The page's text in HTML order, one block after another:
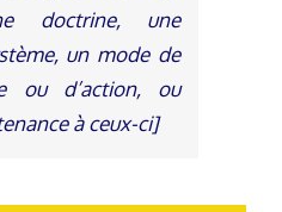
doctrine, une
un mode de
ou d’action, ou
à ceux-ci]